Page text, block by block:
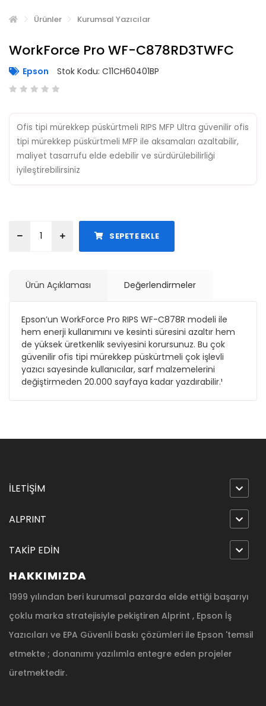
Ürünler Kurumsal Yazıcılar
WorkForce Pro WF-C878RD3TWFC
Epson Stok Kodu: C11CH60401BP
Ofis tipi mürekkep püskürtmeli RIPS MFP Ultra güvenilir ofis
tipi mürekkep püskürtmeli MFP ile aksamaları azaltabilir,
maliyet tasarrufu elde edebilir ve sürdürülebilirliği
iyileştirebilirsiniz
SEPETE EKLE
Ürün Açıklaması Değerlendirmeler
Epson’un WorkForce Pro RIPS WF-C878R modeli ile
hem enerji kullanımını ve kesinti süresini azaltır hem
de yüksek üretkenlik seviyesini korursunuz. Bu çok
güvenilir ofis tipi mürekkep püskürtmeli çok işlevli
yazıcı sayesinde kullanıcılar, sarf malzemelerini
değiştirmeden 20.000 sayfaya kadar yazdırabilir.¹
İLETİŞİM
ALPRINT
TAKİP EDİN
HAKKIMIZDA
1999 yılından beri kurumsal pazarda elde ettiği başarıyı
çoklu marka stratejisiyle pekiştiren Alprint , Epson İş
Yazıcıları ve EPA Güvenli baskı çözümleri ile Epson 'temsil
etmekte ; donanımı yazılımla entegre eden projeler
üretmektedir.